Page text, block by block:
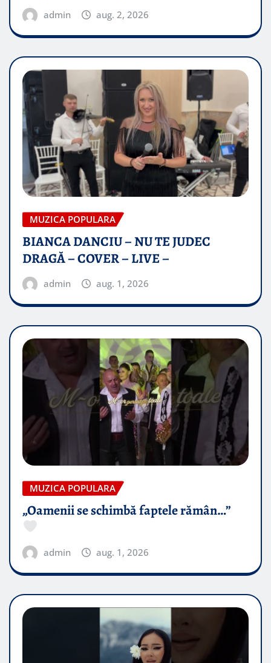
admin aug. 2, 2026
MUZICA POPULARA
BIANCA DANCIU – NU TE JUDEC
DRAGĂ – COVER – LIVE –
admin aug. 1, 2026
MUZICA POPULARA
„Oamenii se schimbă faptele rămân…”
admin aug. 1, 2026